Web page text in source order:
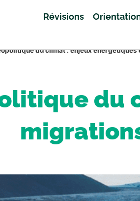
Révisions
du climat : enjeux
du